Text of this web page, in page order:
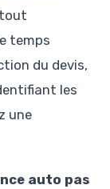
temps
du devis,
les
une
auto pas